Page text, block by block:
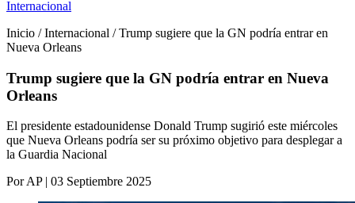
Internacional
Inicio / Internacional / Trump sugiere que la GN podría entrar en
Nueva Orleans
Trump sugiere que la GN podría entrar en Nueva
Orleans
El presidente estadounidense Donald Trump sugirió este miércoles
que Nueva Orleans podría ser su próximo objetivo para desplegar a
la Guardia Nacional
Por AP | 03 Septiembre 2025